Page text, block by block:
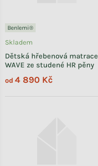
Benlemi®
Dětská hřebenová matrace
WAVE ze studené HR pěny
Skladem
od 4 890 Kč